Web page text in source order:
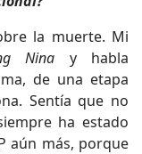
la muerte. Mi
Nina y habla
de una etapa
Sentía que no
ha estado
aún más, porque